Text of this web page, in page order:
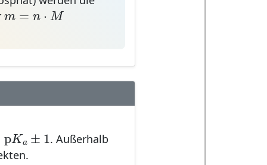
m = n ⋅ M
m=n⋅M
pKa ±1
Ka ± 1 . Außerhalb